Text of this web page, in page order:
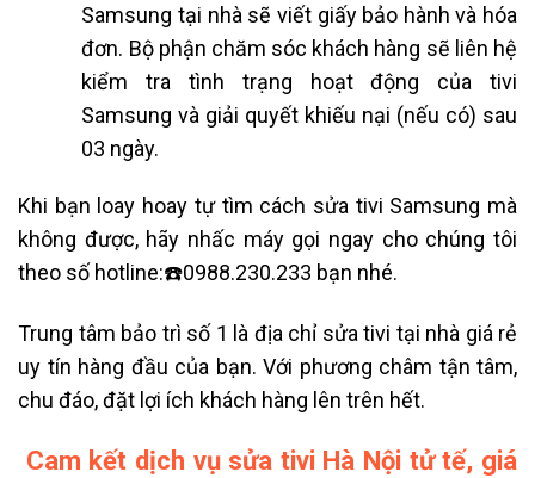
Samsung tại nhà sẽ viết giấy bảo hành và hóa
đơn. Bộ phận chăm sóc khách hàng sẽ liên hệ
kiểm tra tình trạng hoạt động của tivi
Samsung và giải quyết khiếu nại (nếu có) sau
03 ngày.
Khi bạn loay hoay tự tìm cách sửa tivi Samsung mà
không được, hãy nhấc máy gọi ngay cho chúng tôi
theo số hotline:☎️0988.230.233 bạn nhé.
Trung tâm bảo trì số 1 là địa chỉ sửa tivi tại nhà giá rẻ
uy tín hàng đầu của bạn. Với phương châm tận tâm,
chu đáo, đặt lợi ích khách hàng lên trên hết.
Cam kết dịch vụ sửa tivi Hà Nội tử tế, giá